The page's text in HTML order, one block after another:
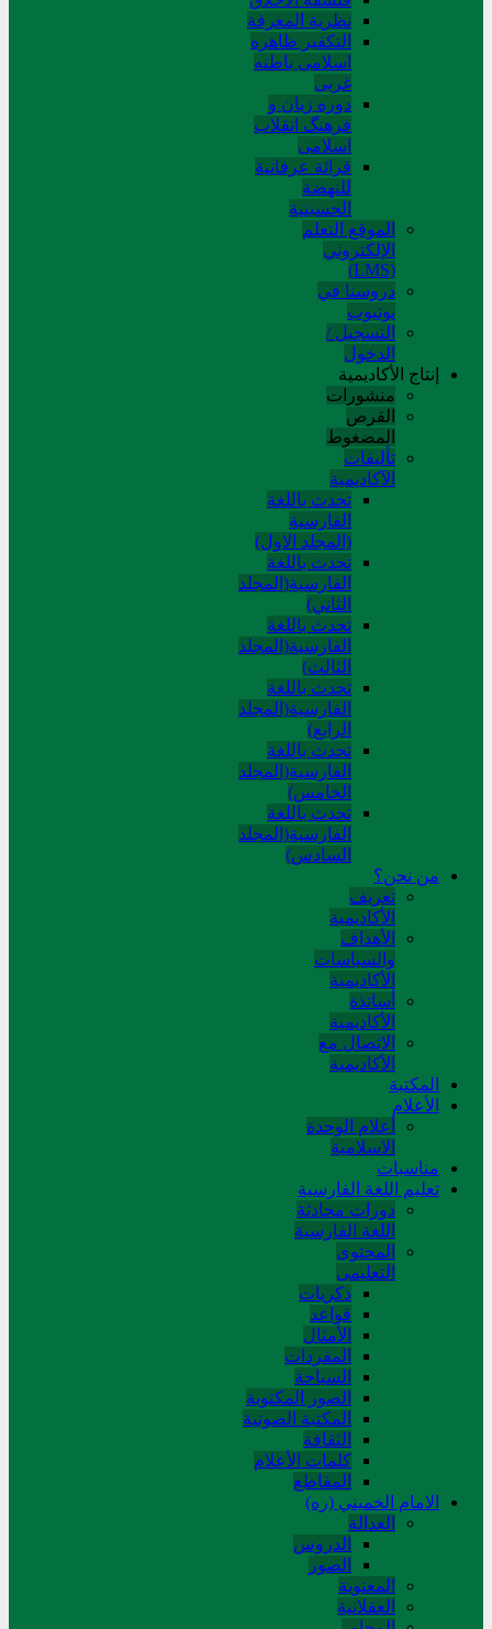
نظریة المعرفة
التکفیر ظاهره
اسلامی باطنه
غربی
دوره زبان و
فرهنگ انقلاب
اسلامی
قرائة عرفانیة
للنهضة
الحسینیة
الموقع التعلم
الإلکتروني
(LMS)
دروسنا في
يوتيوب
التسجيل /
الدخول
إنتاج الأكاديمية
منشورات
القرص
المضغوط
تألیفات
الآکادیمیة
تحدث باللغة
الفارسية
(المجلد الاول)
تحدث باللغة
الفارسية(المجلد
الثاني)
تحدث باللغة
الفارسية(المجلد
الثالث)
تحدث باللغة
الفارسية(المجلد
الرابع)
تحدث باللغة
الفارسية(المجلد
الخامس)
تحدث باللغة
الفارسية(المجلد
السادس)
من نحن؟
تعريف
الأكاديمية
الأهداف
والسياسات
الأكاديمية
أساتذة
الأكاديمية
الاتصال مع
الأكاديمية
المکتبة
الأعلام
أعلام الوحدة
الاسلامية
مناسبات
تعلیم اللغة الفارسیة
دورات محادثة
اللغة الفارسیة
المحتوی
التعلیمی
ذکریات
قواعد
الأمثال
المفردات
السیاحة
الصور المکتوبة
المکتبة الصوتیة
الثقافة
کلمات الأعلام
المقاطع
الامام الخميني (ره)
العدالة
الدروس
الصور
المعنوية
العقلانية